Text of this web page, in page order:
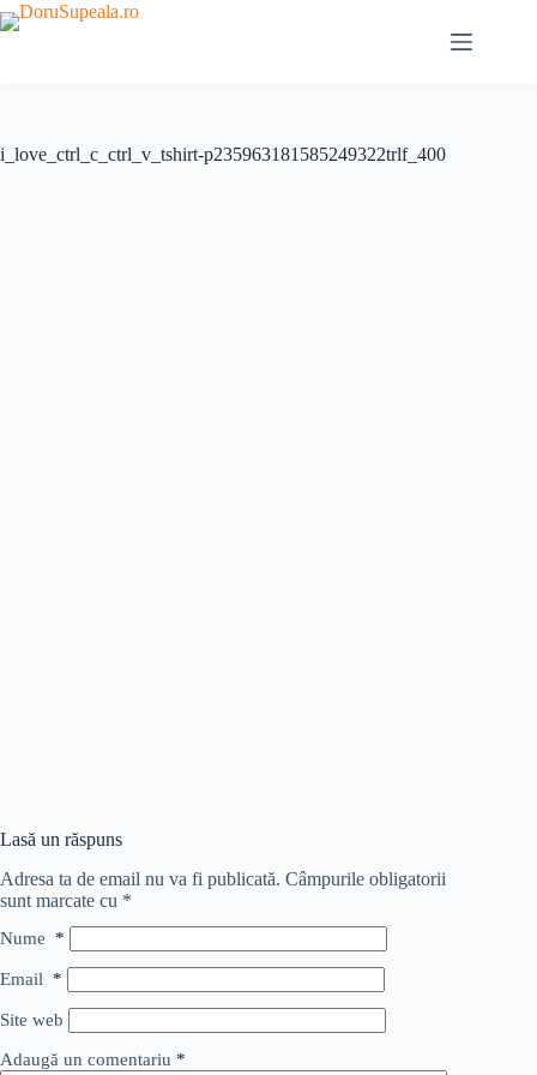
Sari
la
i_love_ctrl_c_ctrl_v_tshirt-p235963181585249322trlf_400
Lasă un răspuns
Adresa ta de email nu va fi publicată. Câmpurile obligatorii
sunt marcate cu *
Nume *
Email *
Site web
Adaugă un comentariu *